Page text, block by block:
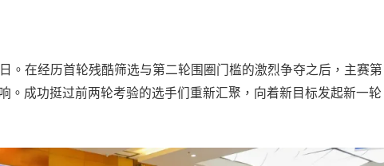
。在经历首轮残酷筛选与第二轮围圈门槛的激烈争夺之后，主赛第
。成功挺过前两轮考验的选手们重新汇聚，向着新目标发起新一轮